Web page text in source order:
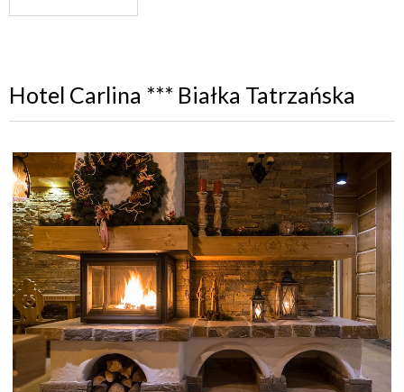
Hotel Carlina *** Białka Tatrzańska